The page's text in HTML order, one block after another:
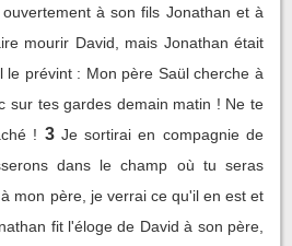
à son fils Jonathan et à
mourir David, mais Jonathan était
le prévint : Mon père Saül cherche à
sur tes gardes demain matin ! Ne te
! 3 Je sortirai en compagnie de
dans le champ où tu seras
mon père, je verrai ce qu'il en est et
fit l'éloge de David à son père,